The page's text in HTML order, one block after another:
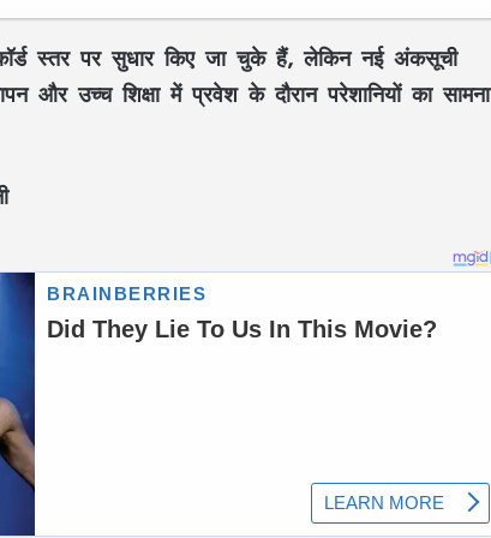
स्तर पर सुधार किए जा चुके हैं, लेकिन नई अंकसूची
और उच्च शिक्षा में प्रवेश के दौरान परेशानियों का सामना